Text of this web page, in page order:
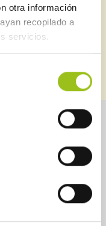
otra información
recopilado a
servicios.
de control